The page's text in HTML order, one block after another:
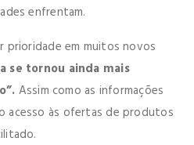
enfrentam.
prioridade em muitos novos
se tornou ainda mais
Assim como as informações
acesso às ofertas de produtos